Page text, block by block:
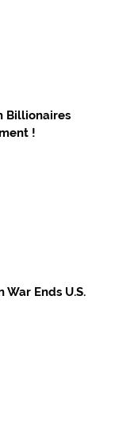
Billionaires
!
Ends U.S.